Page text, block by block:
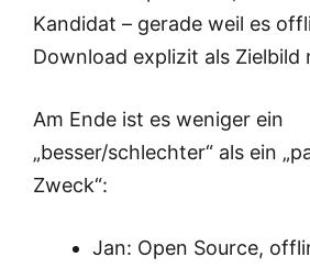
Kandidat – gerade weil es
Download explizit als Zielbild
Am Ende ist es weniger ein
„besser/schlechter“ als ein
Zweck“:
Jan: Open Source,